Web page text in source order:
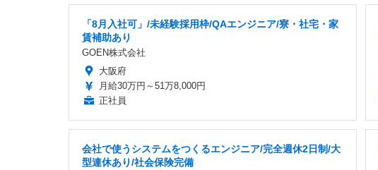
「8月入社可」/未経験採用枠/QAエンジニア/寮・社宅・家
賃補助あり
GOEN株式会社
大阪府
月給30万円～51万8,000円
正社員
会社で使うシステムをつくるエンジニア/完全週休2日制/大
型連休あり/社会保険完備